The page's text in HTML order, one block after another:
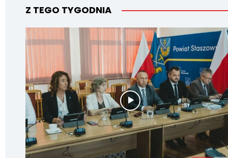
Z TEGO TYGODNIA